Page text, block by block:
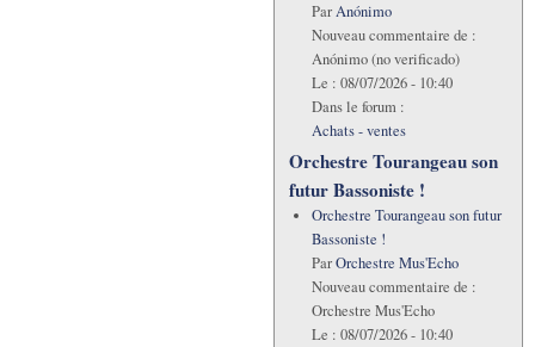
ParAnónimo
Nouveau commentaire de :
Anónimo (no verificado)
Le : 08/07/2026 - 10:40
Dans le forum :
Achats - ventes
Orchestre Tourangeau son
futur Bassoniste !
Orchestre Tourangeau son futur
Bassoniste !
ParOrchestre Mus'Echo
Nouveau commentaire de :
Orchestre Mus'Echo
Le : 08/07/2026 - 10:40